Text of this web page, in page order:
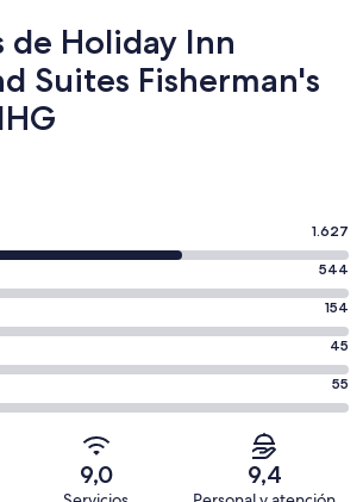
de Holiday Inn
Suites Fisherman's
1.627
544
154
45
55
9,0 9,4